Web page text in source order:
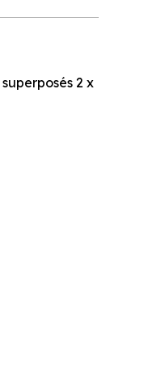
superposés 2 x